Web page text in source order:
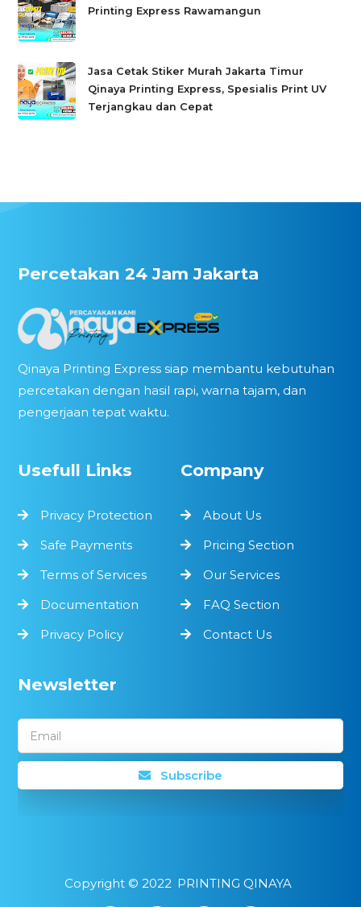
Printing Express Rawamangun
Jasa Cetak Stiker Murah Jakarta Timur
Qinaya Printing Express, Spesialis Print UV
Terjangkau dan Cepat
Percetakan 24 Jam Jakarta
Qinaya Printing Express siap membantu kebutuhan
percetakan dengan hasil rapi, warna tajam, dan
pengerjaan tepat waktu.
Usefull Links
Privacy Protection
Safe Payments
Terms of Services
Documentation
Privacy Policy
Company
About Us
Pricing Section
Our Services
FAQ Section
Contact Us
Newsletter
Email
Subscribe
Copyright © 2022 PRINTING QINAYA